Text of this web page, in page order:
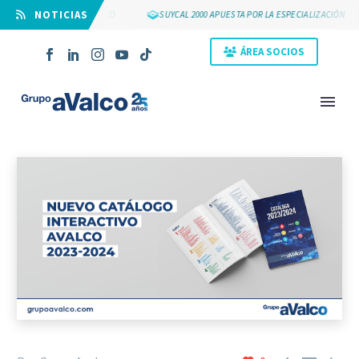
⠀NOTICIAS
25 AÑOS DE GRUPO AVALCO SUYCAL 2000 APUESTA POR LA ESPECIALIZACIÓN
ÁREA SOCIOS